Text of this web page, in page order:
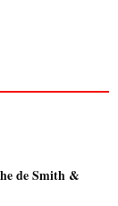
de Smith &